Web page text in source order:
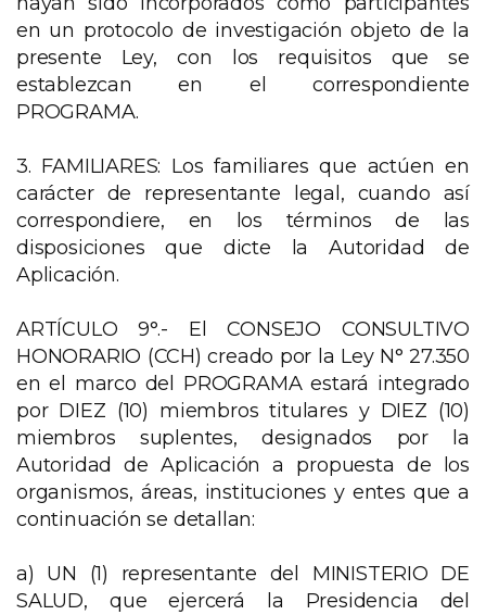
en un protocolo de investigación objeto de la
presente Ley, con los requisitos que se
establezcan en el correspondiente
PROGRAMA.
3. FAMILIARES: Los familiares que actúen en
carácter de representante legal, cuando así
correspondiere, en los términos de las
disposiciones que dicte la Autoridad de
Aplicación.
ARTÍCULO 9°.- El CONSEJO CONSULTIVO
HONORARIO (CCH) creado por la Ley N° 27.350
en el marco del PROGRAMA estará integrado
por DIEZ (10) miembros titulares y DIEZ (10)
miembros suplentes, designados por la
Autoridad de Aplicación a propuesta de los
organismos, áreas, instituciones y entes que a
continuación se detallan:
a) UN (1) representante del MINISTERIO DE
SALUD, que ejercerá la Presidencia del